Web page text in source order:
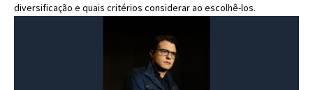
diversificação e quais critérios considerar ao escolhê-los.